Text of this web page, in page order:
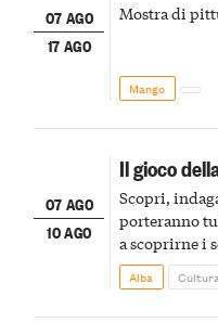
07 AGO
17 AGO
Mostra di
Mango
07 AGO
10 AGO
Il gioco
Scopri,
porteranno
a scoprirne i
Alba